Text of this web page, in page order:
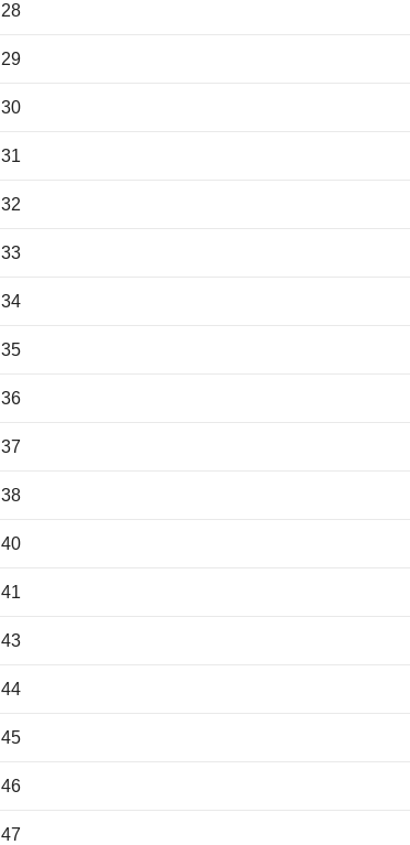
28
29
30
31
32
33
34
35
36
37
38
40
41
43
44
45
46
47